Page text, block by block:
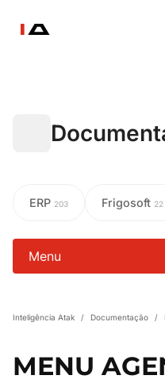
ERP 203 Frigosoft 22
Menu
Inteligência Atak / Documentação /
MENU